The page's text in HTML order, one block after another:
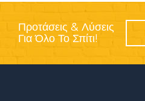
Προτάσεις & Λύσεις
Για Όλο Το Σπίτι!